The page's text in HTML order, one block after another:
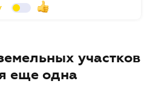
участков
еще одна